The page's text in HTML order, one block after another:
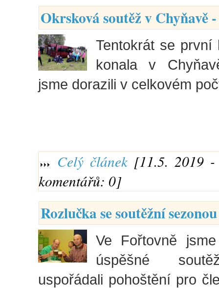
Okrsková soutěž v Chyňavě
Tentokrát se první
konala v
jsme dorazili v celkovém
Celý článek[11.5. 2019 -
komentářů: 0]
Rozlučka se soutěžní
Ve Fořtovně
úspěšné
uspořádali pohoštění pro